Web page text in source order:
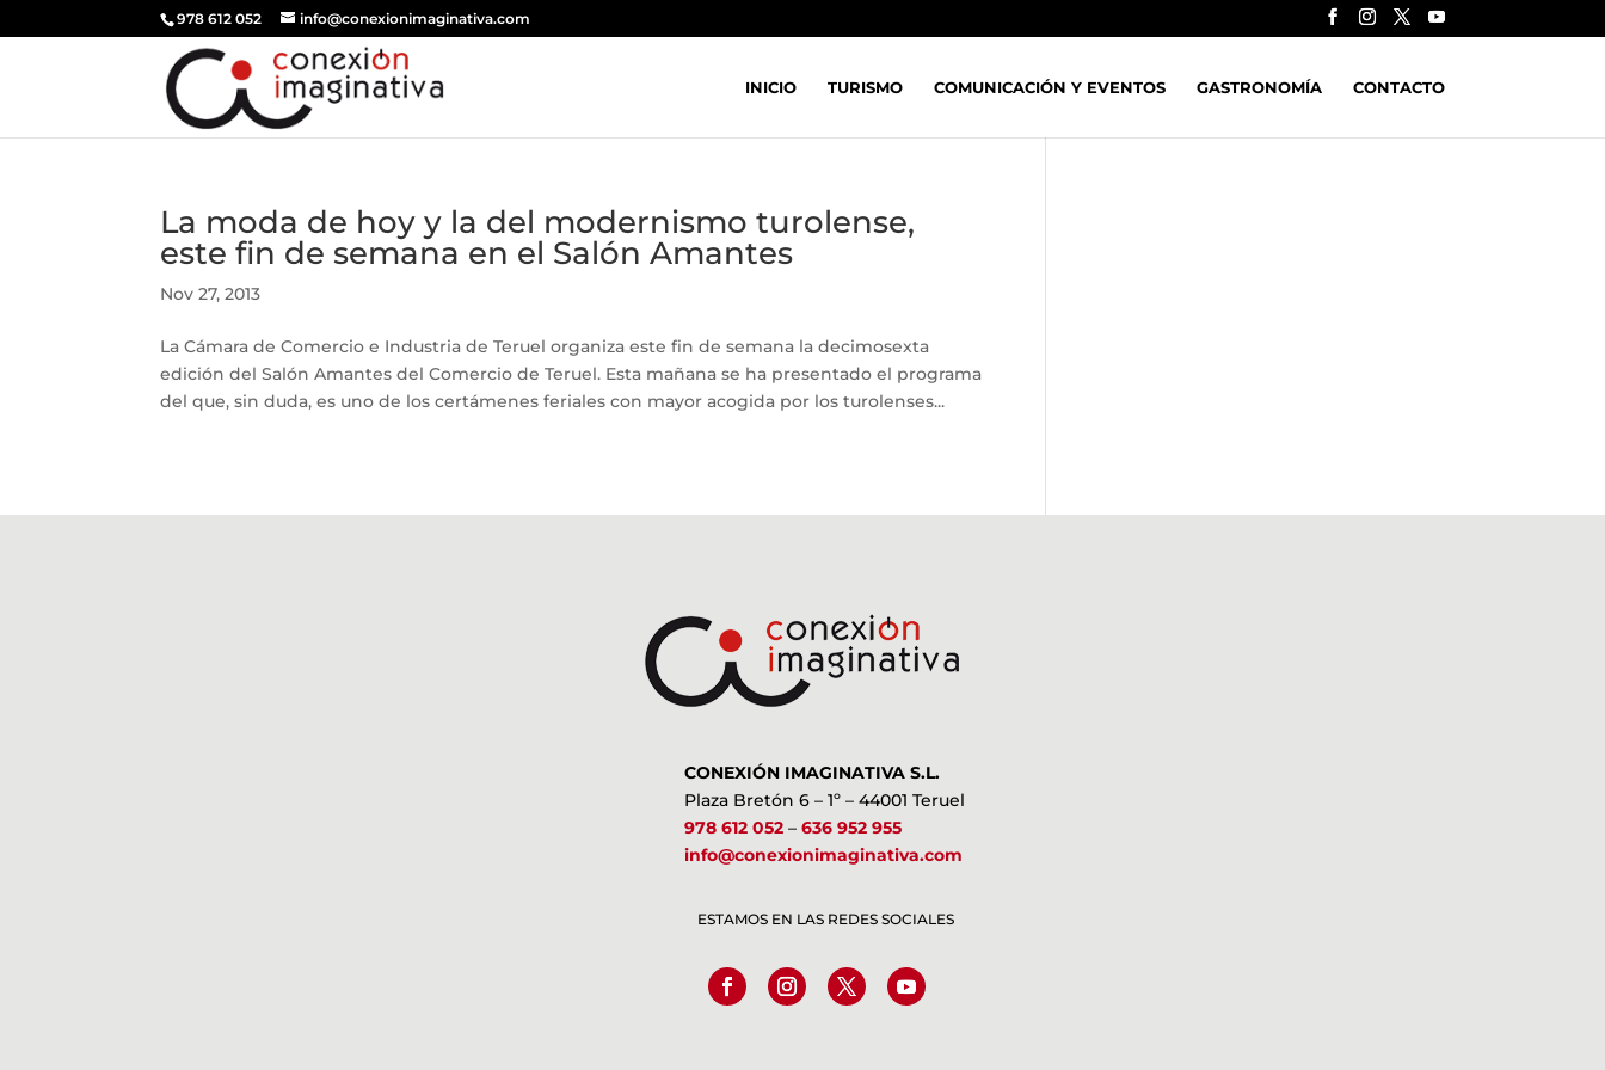
978 612 052 info@conexionimaginativa.com
INICIO TURISMO COMUNICACIÓN Y EVENTOS GASTRONOMÍA CONTACTO
La moda de hoy y la del modernismo turolense,
este fin de semana en el Salón Amantes
Nov 27, 2013
La Cámara de Comercio e Industria de Teruel organiza este fin de semana la decimosexta
edición del Salón Amantes del Comercio de Teruel. Esta mañana se ha presentado el programa
del que, sin duda, es uno de los certámenes feriales con mayor acogida por los turolenses...
CONEXIÓN IMAGINATIVA S.L.
Plaza Bretón 6 – 1º – 44001 Teruel
978 612 052– 636 952 955
info@conexionimaginativa.com
ESTAMOS EN LAS REDES SOCIALES